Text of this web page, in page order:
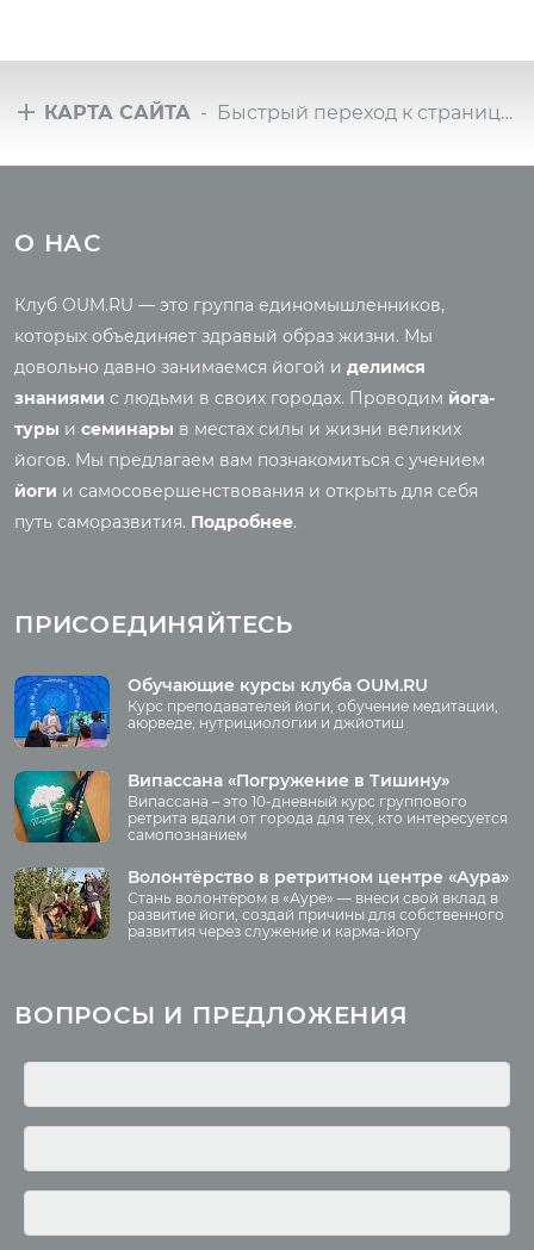
КАРТА САЙТА - Быстрый переход к страницам сайта
Йога-туры с клубом
OUM.RU
Фото йога-туров
Аудио отзывы о турах
Семинары
Аудио отзывы о
О нас
Преподаватели
Регионы
Ваша помощь
Принять участие
Волонтёрство
Правильное питание
Энциклопедия йоги
Саморазвитие
Реинкарнация
Основы йоги
Медитация
Шаткармы
Пранаяма
Фото
Курс нутрициологии
Курсы преподавателей
Здоровое питание.
Христианство
О НАС
Клуб OUM.RU — это группа единомышленников,
которых объединяет здравый образ жизни. Мы
довольно давно занимаемся йогой и делимся
знаниями с людьми в своих городах. Проводим йога-
туры и семинары в местах силы и жизни великих
йогов. Мы предлагаем вам познакомиться с учением
йоги и самосовершенствования и открыть для себя
путь саморазвития. Подробнее.
ПРИСОЕДИНЯЙТЕСЬ
Обучающие курсы клуба OUM.RU
Курс преподавателей йоги, обучение медитации,
аюрведе, нутрициологии и джйотиш
Випассана «Погружение в Тишину»
Випассана – это 10-дневный курс группового
ретрита вдали от города для тех, кто интересуется
самопознанием
Волонтёрство в ретритном центре «Аура»
Стань волонтёром в «Ауре» — внеси свой вклад в
развитие йоги, создай причины для собственного
развития через служение и карма-йогу
ВОПРОСЫ И ПРЕДЛОЖЕНИЯ